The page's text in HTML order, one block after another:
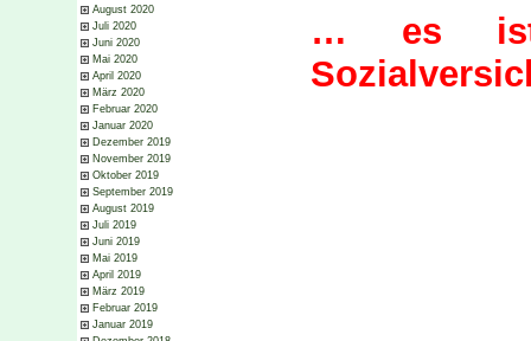
August 2020
Juli 2020
Juni 2020
Mai 2020
April 2020
März 2020
Februar 2020
Januar 2020
Dezember 2019
November 2019
Oktober 2019
September 2019
August 2019
Juli 2019
Juni 2019
Mai 2019
April 2019
März 2019
Februar 2019
Januar 2019
… es ist